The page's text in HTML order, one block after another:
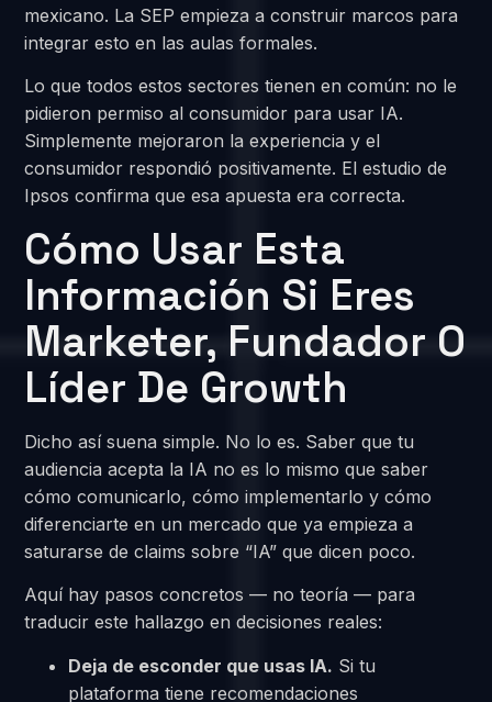
mexicano. La SEP empieza a construir marcos para
integrar esto en las aulas formales.
Lo que todos estos sectores tienen en común: no le
pidieron permiso al consumidor para usar IA.
Simplemente mejoraron la experiencia y el
consumidor respondió positivamente. El estudio de
Ipsos confirma que esa apuesta era correcta.
Cómo Usar Esta
Información Si Eres
Marketer, Fundador O
Líder De Growth
Dicho así suena simple. No lo es. Saber que tu
audiencia acepta la IA no es lo mismo que saber
cómo comunicarlo, cómo implementarlo y cómo
diferenciarte en un mercado que ya empieza a
saturarse de claims sobre “IA” que dicen poco.
Aquí hay pasos concretos — no teoría — para
traducir este hallazgo en decisiones reales:
Deja de esconder que usas IA. Si tu
plataforma tiene recomendaciones